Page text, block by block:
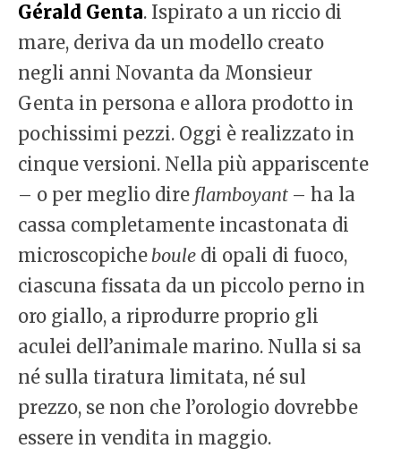
Gérald Genta. Ispirato a un riccio di
mare, deriva da un modello creato
negli anni Novanta da Monsieur
Genta in persona e allora prodotto in
pochissimi pezzi. Oggi è realizzato in
cinque versioni. Nella più appariscente
– o per meglio dire flamboyant – ha la
cassa completamente incastonata di
microscopicheboule di opali di fuoco,
ciascuna fissata da un piccolo perno in
oro giallo, a riprodurre proprio gli
aculei dell’animale marino. Nulla si sa
né sulla tiratura limitata, né sul
prezzo, se non che l’orologio dovrebbe
essere in vendita in maggio.